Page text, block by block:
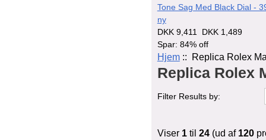
Tone Sag Med Black Dial -
ny
DKK 9,411
DKK 1,489
Spar: 84% off
Hjem:: Replica Rolex
Replica Rolex
Filter Results by:
Viser 1til 24(ud af 120